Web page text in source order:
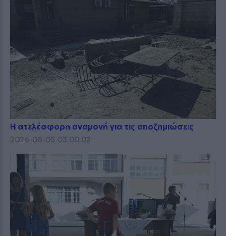
Η ατελέσφορη αναμονή για τις αποζημιώσεις
2026-08-05 03:00:02